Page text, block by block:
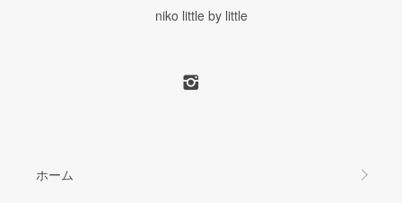
niko little by little
ホーム